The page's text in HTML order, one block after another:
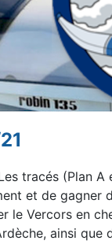
tracés (Plan A
et de gagner
le Vercors en
ainsi que